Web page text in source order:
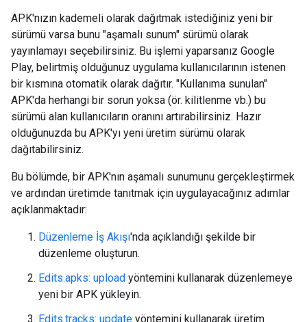
APK'nızın kademeli olarak dağıtmak istediğiniz yeni bir
sürümü varsa bunu "aşamalı sunum" sürümü olarak
yayınlamayı seçebilirsiniz. Bu işlemi yaparsanız Google
Play, belirtmiş olduğunuz uygulama kullanıcılarının istenen
bir kısmına otomatik olarak dağıtır. "Kullanıma sunulan"
APK'da herhangi bir sorun yoksa (ör. kilitlenme vb.) bu
sürümü alan kullanıcıların oranını artırabilirsiniz. Hazır
olduğunuzda bu APK'yı yeni üretim sürümü olarak
dağıtabilirsiniz.
Bu bölümde, bir APK'nın aşamalı sunumunu gerçekleştirmek
ve ardından üretimde tanıtmak için uygulayacağınız adımlar
açıklanmaktadır:
Düzenleme İş Akışı'nda açıklandığı şekilde bir
düzenleme oluşturun.
Edits.apks: upload yöntemini kullanarak düzenlemeye
yeni bir APK yükleyin.
Edits.tracks: update yöntemini kullanarak üretim